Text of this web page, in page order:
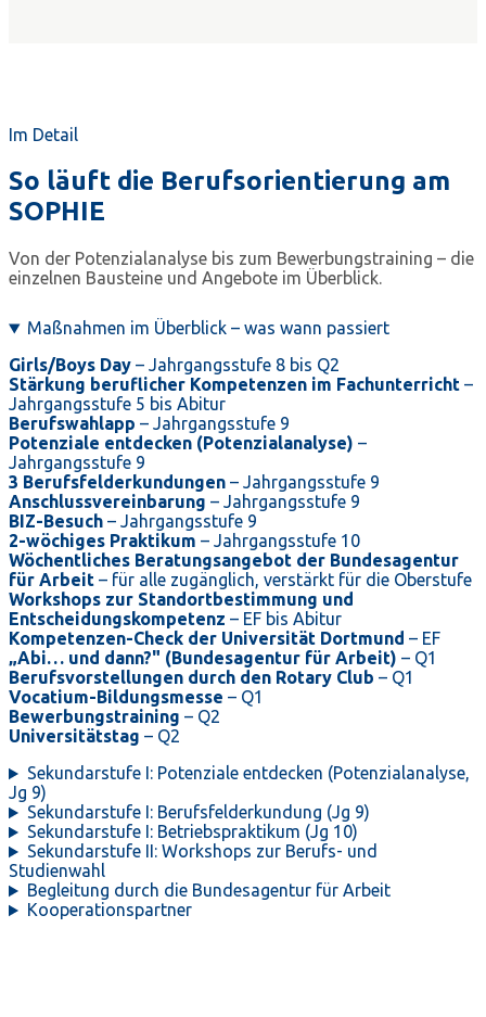
Im Detail
So läuft die Berufsorientierung am
SOPHIE
Von der Potenzialanalyse bis zum Bewerbungstraining – die
einzelnen Bausteine und Angebote im Überblick.
Maßnahmen im Überblick – was wann passiert
Girls/Boys Day – Jahrgangsstufe 8 bis Q2
Stärkung beruflicher Kompetenzen im Fachunterricht –
Jahrgangsstufe 5 bis Abitur
Berufswahlapp – Jahrgangsstufe 9
Potenziale entdecken (Potenzialanalyse) –
Jahrgangsstufe 9
3 Berufsfelderkundungen – Jahrgangsstufe 9
Anschlussvereinbarung – Jahrgangsstufe 9
BIZ-Besuch – Jahrgangsstufe 9
2-wöchiges Praktikum – Jahrgangsstufe 10
Wöchentliches Beratungsangebot der Bundesagentur
für Arbeit – für alle zugänglich, verstärkt für die Oberstufe
Workshops zur Standortbestimmung und
Entscheidungskompetenz – EF bis Abitur
Kompetenzen-Check der Universität Dortmund – EF
„Abi… und dann?" (Bundesagentur für Arbeit) – Q1
Berufsvorstellungen durch den Rotary Club – Q1
Vocatium-Bildungsmesse – Q1
Bewerbungstraining – Q2
Universitätstag – Q2
Sekundarstufe I: Potenziale entdecken (Potenzialanalyse,
Jg 9)
Sekundarstufe I: Berufsfelderkundung (Jg 9)
Sekundarstufe I: Betriebspraktikum (Jg 10)
Sekundarstufe II: Workshops zur Berufs- und
Studienwahl
Begleitung durch die Bundesagentur für Arbeit
Kooperationspartner